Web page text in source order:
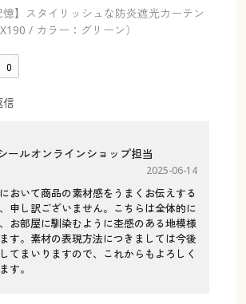
憶】スタイリッシュな防炎遮光カーテン
/ カラー：グリーン）
0
信
ールオンラインショップ担当
2025-06-14
おいて商品の素材感をうまくお伝えする
申し訳ございません。こちらは全体的に
お部屋に馴染むように杢感のある地模様
す。素材の表現方法につきましては今後
てまいりますので、これからもよろしく
す。